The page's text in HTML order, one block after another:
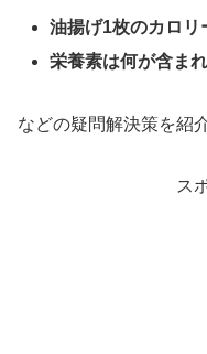
油揚げ1枚のカロリ
栄養素は何が含ま
などの疑問解決策を紹
ス